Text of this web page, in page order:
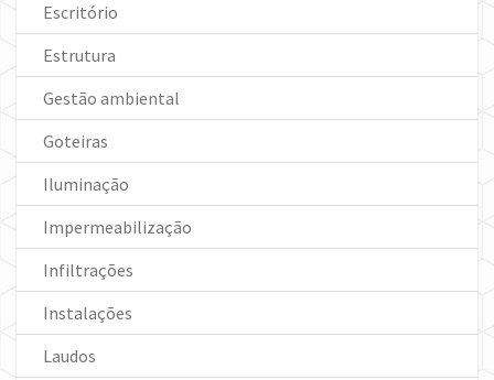
Escritório
Estrutura
Gestão ambiental
Goteiras
Iluminação
Impermeabilização
Infiltrações
Instalações
Laudos